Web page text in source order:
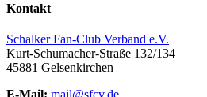
Kontakt
Schalker Fan-Club Verband e.V.
Kurt-Schumacher-Straße 132/134
45881 Gelsenkirchen
E-Mail: mail@sfcv.de